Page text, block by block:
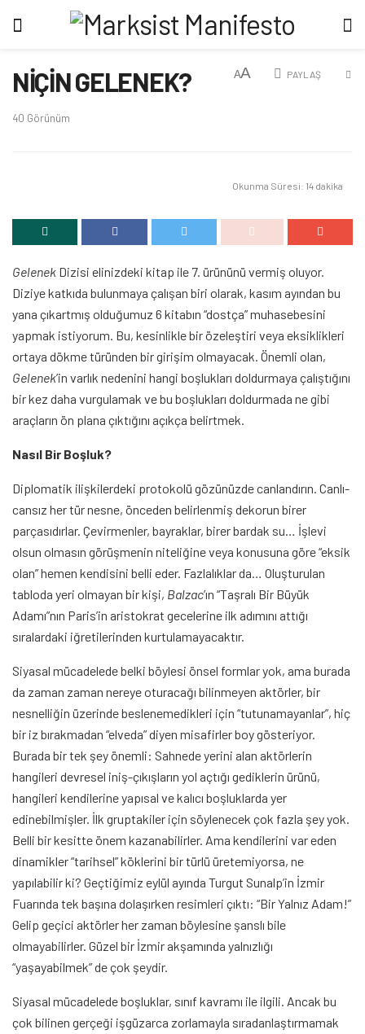
NİÇİN GELENEK?
40 Görünüm
AA PAYLAŞ
Okunma Süresi: 14 dakika
Gelenek Dizisi elinizdeki kitap ile 7. ürününü vermiş oluyor.
Diziye katkıda bulunmaya çalışan biri olarak, kasım ayından bu
yana çıkartmış olduğumuz 6 kitabın “dostça” muhasebesini
yapmak istiyorum. Bu, kesinlikle bir özeleştiri veya eksiklikleri
ortaya dökme türünden bir girişim olmayacak. Önemli olan,
Gelenek’in varlık nedenini hangi boşlukları doldurmaya çalıştığını
bir kez daha vurgulamak ve bu boşlukları doldurmada ne gibi
araçların ön plana çıktığını açıkça belirtmek.
Nasıl Bir Boşluk?
Diplomatik ilişkilerdeki protokolü gözünüzde canlandırın. Canlı-
cansız her tür nesne, önceden belirlenmiş dekorun birer
parçasıdırlar. Çevirmenler, bayraklar, birer bardak su… İşlevi
olsun olmasın görüşmenin niteliğine veya konusuna göre “eksik
olan” hemen kendisini belli eder. Fazlalıklar da… Oluşturulan
tabloda yeri olmayan bir kişi, Balzac’ın “Taşralı Bir Büyük
Adamı”nın Paris’in aristokrat gecelerine ilk adımını attığı
sıralardaki iğretilerinden kurtulamayacaktır.
Siyasal mücadelede belki böylesi önsel formlar yok, ama burada
da zaman zaman nereye oturacağı bilinmeyen aktörler, bir
nesnelliğin üzerinde beslenemedikleri için “tutunamayanlar”, hiç
bir iz bırakmadan “elveda” diyen misafirler boy gösteriyor.
Burada bir tek şey önemli: Sahnede yerini alan aktörlerin
hangileri devresel iniş-çıkışların yol açtığı gediklerin ürünü,
hangileri kendilerine yapısal ve kalıcı boşluklarda yer
edinebilmişler. İlk gruptakiler için söylenecek çok fazla şey yok.
Belli bir kesitte önem kazanabilirler. Ama kendilerini var eden
dinamikler “tarihsel” köklerini bir türlü üretemiyorsa, ne
yapılabilir ki? Geçtiğimiz eylül ayında Turgut Sunalp’in İzmir
Fuarında tek başına dolaşırken resimleri çıktı: “Bir Yalnız Adam!”
Gelip geçici aktörler her zaman böylesine şanslı bile
olmayabilirler. Güzel bir İzmir akşamında yalnızlığı
“yaşayabilmek” de çok şeydir.
Siyasal mücadelede boşluklar, sınıf kavramı ile ilgili. Ancak bu
çok bilinen gerçeği işgüzarca zorlamayla sıradanlaştırmamak